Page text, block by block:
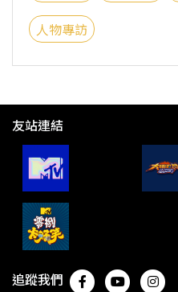
人物專訪
友站連結
追蹤我們